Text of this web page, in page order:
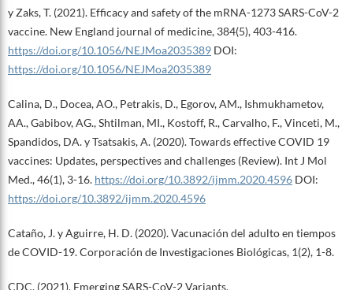
y Zaks, T. (2021). Efficacy and safety of the mRNA-1273 SARS-CoV-2
vaccine. New England journal of medicine, 384(5), 403-416.
https://doi.org/10.1056/NEJMoa2035389DOI:
https://doi.org/10.1056/NEJMoa2035389
Calina, D., Docea, AO., Petrakis, D., Egorov, AM., Ishmukhametov,
AA., Gabibov, AG., Shtilman, MI., Kostoff, R., Carvalho, F., Vinceti, M.,
Spandidos, DA. y Tsatsakis, A. (2020). Towards effective COVID 19
vaccines: Updates, perspectives and challenges (Review). Int J Mol
Med., 46(1), 3-16. https://doi.org/10.3892/ijmm.2020.4596DOI:
https://doi.org/10.3892/ijmm.2020.4596
Cataño, J. y Aguirre, H. D. (2020). Vacunación del adulto en tiempos
de COVID-19. Corporación de Investigaciones Biológicas, 1(2), 1-8.
CDC. (2021). Emerging SARS-CoV-2 Variants.